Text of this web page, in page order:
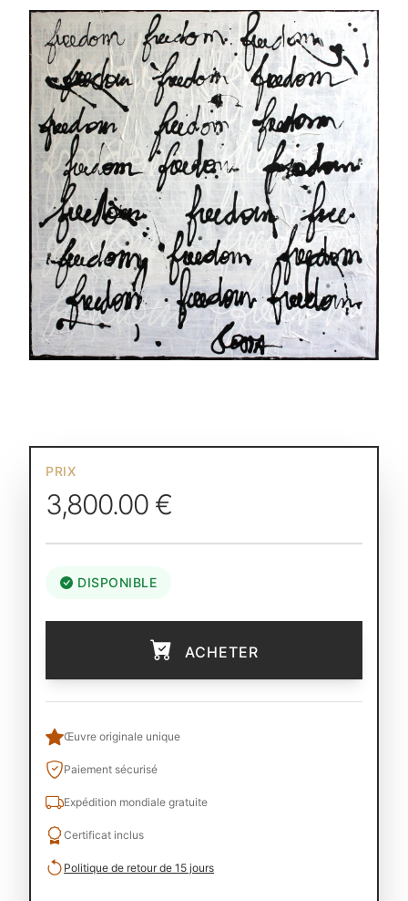
PRIX
3,800.00 €
DISPONIBLE
ACHETER
Œuvre originale unique
Paiement sécurisé
Expédition mondiale gratuite
Certificat inclus
Politique de retour de 15 jours